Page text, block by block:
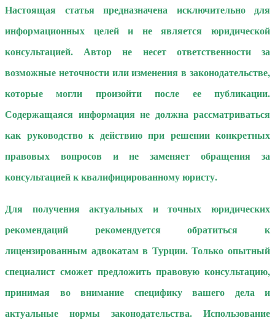
Настоящая статья предназначена исключительно для
информационных целей и не является юридической
консультацией. Автор не несет ответственности за
возможные неточности или изменения в законодательстве,
которые могли произойти после ее публикации.
Содержащаяся информация не должна рассматриваться
как руководство к действию при решении конкретных
правовых вопросов и не заменяет обращения за
консультацией к квалифицированному юристу.
Для получения актуальных и точных юридических
рекомендаций рекомендуется обратиться к
лицензированным адвокатам в Турции. Только опытный
специалист сможет предложить правовую консультацию,
принимая во внимание специфику вашего дела и
актуальные нормы законодательства. Использование